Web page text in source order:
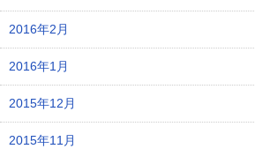
2016年2月
2016年1月
2015年12月
2015年11月